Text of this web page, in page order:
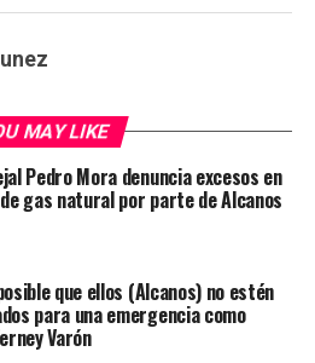
MAY LIKE
Pedro Mora denuncia excesos en
gas natural por parte de Alcanos
que ellos (Alcanos) no estén
para una emergencia como
Varón